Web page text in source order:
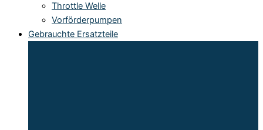
Throttle Welle
Vorförderpumpen
Gebrauchte Ersatzteile